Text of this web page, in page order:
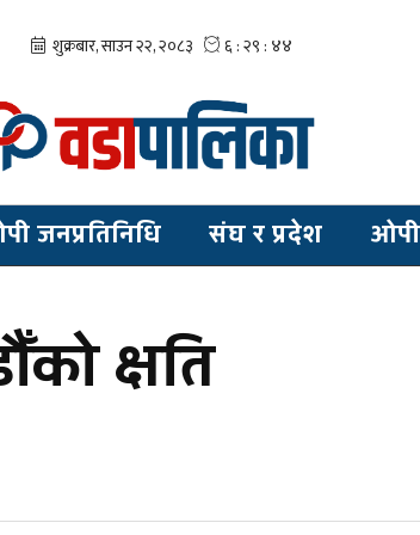
जनप्रतिनिधि संघ र प्रदेश
क्षति